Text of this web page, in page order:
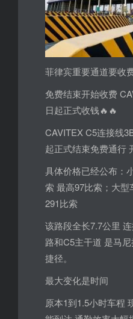
菲律宾重要通道要收
免费结束开始收费
日起正式收钱🔥🔥
CAVITEX C5连接线
起正式结束免费通行
具体价格已经公布：
索 最高97比索；大型
291比索
该路段全长7.7公里
路和C5主干道 是马
捷径。
最大变化是时间
原本1到1.5小时车程